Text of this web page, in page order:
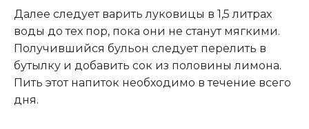
Далее следует варить луковицы в 1,5 литрах
воды до тех пор, пока они не станут мягкими.
Получившийся бульон следует перелить в
бутылку и добавить сок из половины лимона.
Пить этот напиток необходимо в течение всего
дня.